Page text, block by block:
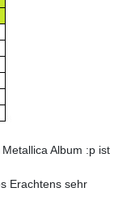
Album :p ist
Erachtens sehr